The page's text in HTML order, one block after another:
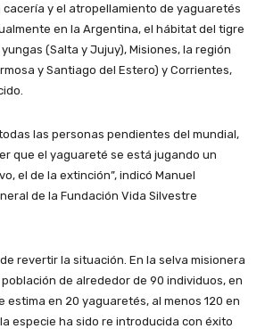
y el atropellamiento de yaguaretés
en la Argentina, el hábitat del tigre
(Salta y Jujuy), Misiones, la región
y Santiago del Estero) y Corrientes,
las personas pendientes del mundial,
que el yaguareté se está jugando un
el de la extinción”, indicó Manuel
de la Fundación Vida Silvestre
revertir la situación. En la selva misionera
de alrededor de 90 individuos, en
estima en 20 yaguaretés, al menos 120 en
especie ha sido re introducida con éxito